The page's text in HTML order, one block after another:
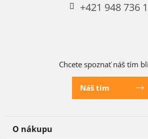
+421 948 736
Chcete spoznať náš tím
Náš tím
O nákupu